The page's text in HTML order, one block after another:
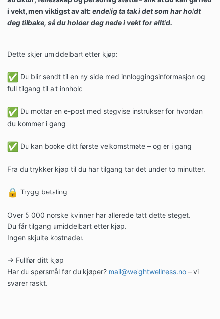
i vekt, men viktigst av alt:endelig ta tak i det som har holdt
deg tilbake, så du holder deg nede i vekt for alltid.
Dette skjer umiddelbart etter kjøp:
Du blir sendt til en ny side med innloggingsinformasjon og
full tilgang til alt innhold
Du mottar en e-post med stegvise instrukser for hvordan
du kommer i gang
Du kan booke ditt første velkomstmøte – og er i gang
Fra du trykker kjøp til du har tilgang tar det under to minutter.
Trygg betaling
Over 5 000 norske kvinner har allerede tatt dette steget.
Du får tilgang umiddelbart etter kjøp.
Ingen skjulte kostnader.
→ Fullfør ditt kjøp
Har du spørsmål før du kjøper? mail@weightwellness.no – vi
svarer raskt.